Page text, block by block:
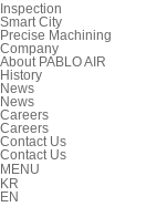
Inspection
Smart City
Precise Machining
Company
About PABLO AIR
History
News
News
Careers
Careers
Contact Us
Contact Us
MENU
KR
EN